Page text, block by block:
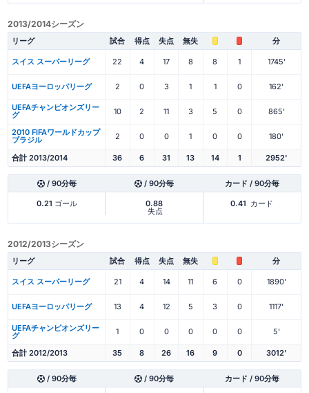
2013/2014シーズン
リーグ 試合 得点 失点 無失 分
スイス スーパーリーグ 22 4 17 8 8 1 1745'
UEFAヨーロッパリーグ 2 0 3 1 1 0 162'
UEFAチャンピオンズリー
グ 10 2 11 3 5 0 865'
2010 FIFAワールドカップ
ブラジル 2 0 0 1 0 0 180'
合計 2013/2014 36 6 31 13 14 1 2952'
/ 90分毎 / 90分毎 カード / 90分毎
0.21 ゴール 0.88
失点
0.41 カード
2012/2013シーズン
リーグ 試合 得点 失点 無失 分
スイス スーパーリーグ 21 4 14 11 6 0 1890'
UEFAヨーロッパリーグ 13 4 12 5 3 0 1117'
UEFAチャンピオンズリー
グ 1 0 0 0 0 0 5'
合計 2012/2013 35 8 26 16 9 0 3012'
/ 90分毎 / 90分毎 カード / 90分毎